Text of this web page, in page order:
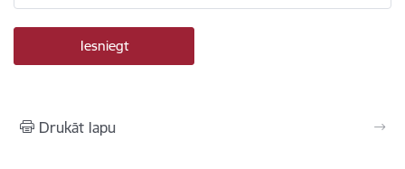
Drukāt lapu